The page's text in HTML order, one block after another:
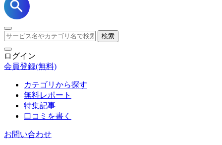
検索
ログイン
会員登録(無料)
カテゴリから探す
無料レポート
特集記事
口コミを書く
お問い合わせ